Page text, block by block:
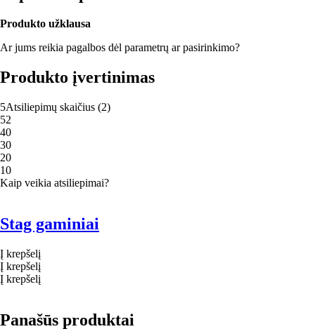
Produkto užklausa
Ar jums reikia pagalbos dėl parametrų ar pasirinkimo?
Produkto įvertinimas
5Atsiliepimų skaičius (2)
52
40
30
20
10
Kaip veikia atsiliepimai?
Stag gaminiai
Į krepšelį
Į krepšelį
Į krepšelį
Panašūs produktai